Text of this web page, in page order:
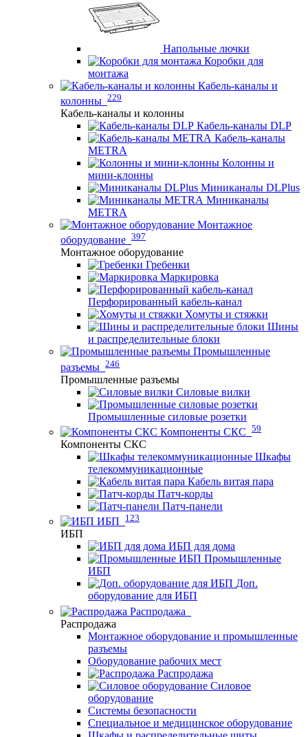
Напольные лючки
Коробки для
монтажа
Кабель-каналы и
колонны 229
Кабель-каналы и колонны
Кабель-каналы DLP
Кабель-каналы
METRA
Колонны и
мини-клонны
Миниканалы DLPlus
Миниканалы
METRA
Монтажное
оборудование 397
Монтажное оборудование
Гребенки
Маркировка
Перфорированный кабель-канал
Хомуты и стяжки
Шины
и распределительные блоки
Промышленные
разъемы 246
Промышленные разъемы
Силовые вилки
Промышленные силовые розетки
Компоненты СКС 59
Компоненты СКС
Шкафы
телекоммуникационные
Кабель витая пара
Патч-корды
Патч-панели
ИБП
123
ИБП
ИБП для дома
Промышленные
ИБП
Доп.
оборудование для ИБП
Распродажа
Распродажа
Монтажное оборудование и промышленные
разъемы
Оборудование рабочих мест
Распродажа
Силовое
оборудование
Системы безопасности
Специальное и медицинское оборудование